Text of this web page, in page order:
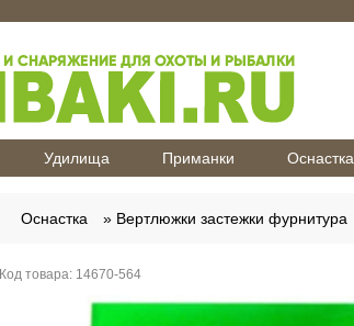
Удилища Приманки Оснастка
Оснастка Вертлюжки застежки фурнитура
Код товара: 14670-564